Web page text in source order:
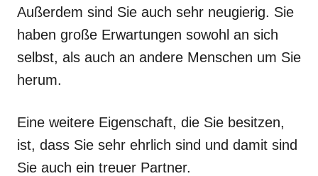
Außerdem sind Sie auch sehr neugierig. Sie
haben große Erwartungen sowohl an sich
selbst, als auch an andere Menschen um Sie
herum.
Eine weitere Eigenschaft, die Sie besitzen,
ist, dass Sie sehr ehrlich sind und damit sind
Sie auch ein treuer Partner.